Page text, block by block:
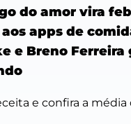
do amor vira
apps de
e Breno Ferreira
e confira a média